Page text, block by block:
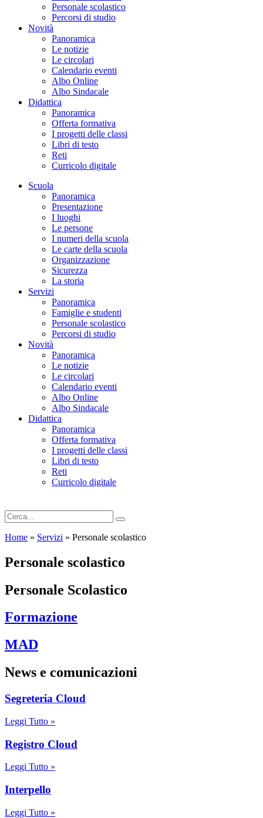
Personale scolastico
Percorsi di studio
Novità
Panoramica
Le notizie
Le circolari
Calendario eventi
Albo Online
Albo Sindacale
Didattica
Panoramica
Offerta formativa
I progetti delle classi
Libri di testo
Reti
Curricolo digitale
Scuola
Panoramica
Presentazione
I luoghi
Le persone
I numeri della scuola
Le carte della scuola
Organizzazione
Sicurezza
La storia
Servizi
Panoramica
Famiglie e studenti
Personale scolastico
Percorsi di studio
Novità
Panoramica
Le notizie
Le circolari
Calendario eventi
Albo Online
Albo Sindacale
Didattica
Panoramica
Offerta formativa
I progetti delle classi
Libri di testo
Reti
Curricolo digitale
Home » Servizi » Personale scolastico
Personale scolastico
Personale Scolastico
Formazione
MAD
News e comunicazioni
Segreteria Cloud
Leggi Tutto »
Registro Cloud
Leggi Tutto »
Interpello
Leggi Tutto »